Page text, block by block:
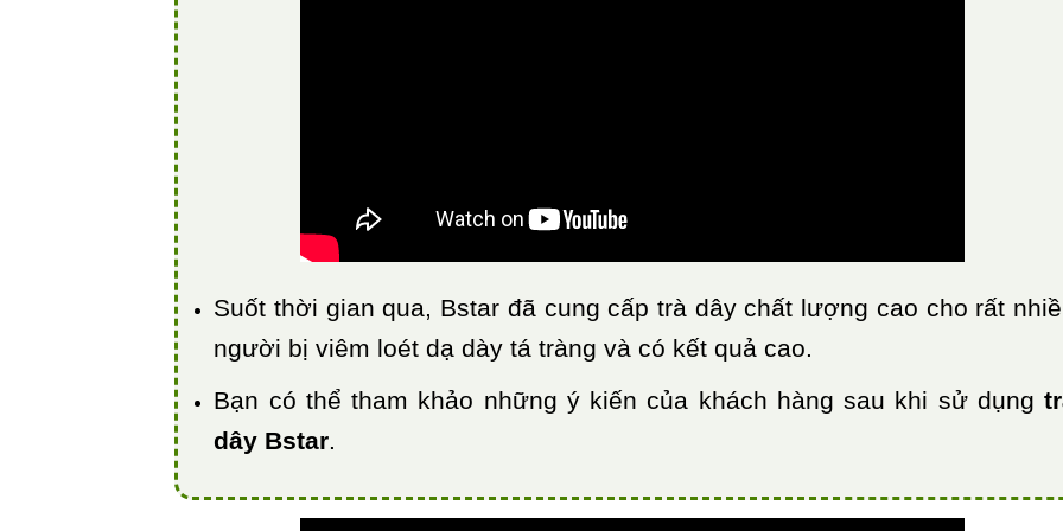
Suốt thời gian qua, Bstar đã cung cấp trà dây chất lượng cao cho rất
người bị viêm loét dạ dày tá tràng và có kết quả cao.
Bạn có thể tham khảo những ý kiến của khách hàng sau khi sử dụng
dây Bstar.